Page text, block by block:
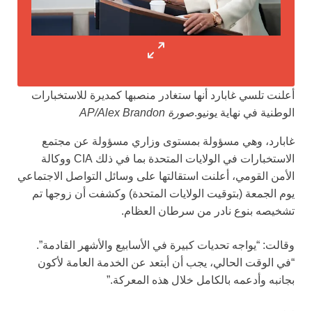
أعلنت تلسي غابارد أنها ستغادر منصبها كمديرة للاستخبارات
الوطنية في نهاية يونيو.صورة AP/Alex Brandon
غابارد، وهي مسؤولة بمستوى وزاري مسؤولة عن مجتمع
الاستخبارات في الولايات المتحدة بما في ذلك CIA ووكالة
الأمن القومي، أعلنت استقالتها على وسائل التواصل الاجتماعي
يوم الجمعة (بتوقيت الولايات المتحدة) وكشفت أن زوجها تم
تشخيصه بنوع نادر من سرطان العظام.
وقالت: “يواجه تحديات كبيرة في الأسابيع والأشهر القادمة”.
“في الوقت الحالي، يجب أن أبتعد عن الخدمة العامة لأكون
بجانبه وأدعمه بالكامل خلال هذه المعركة.”